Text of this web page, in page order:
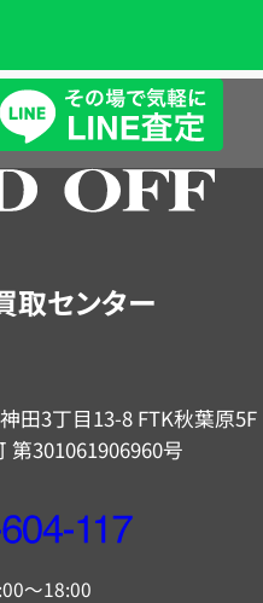
取センター
田3丁目13-8 FTK秋葉原5F
301061906960号
～18:00